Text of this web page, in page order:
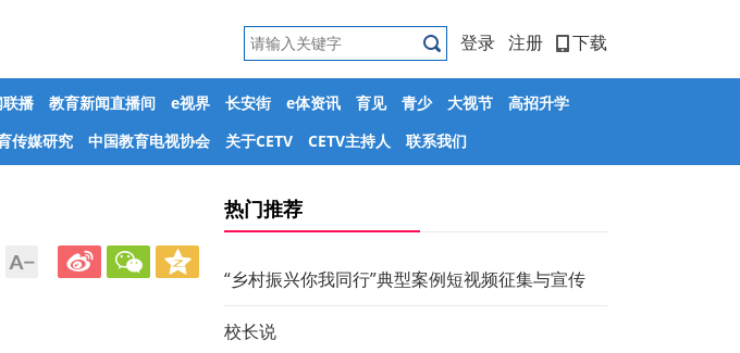
登录 注册 下载
播 教育新闻直播间 e视界 长安街 e体资讯 育见 青少 大视节
高招升学
传媒研究 中国教育电视协会 关于CETV CETV主持人 联系我们
热门推荐
“乡村振兴你我同行”典型案例短视频征集与宣传
校长说